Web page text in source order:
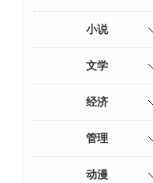
小说
文学
经济
管理
动漫